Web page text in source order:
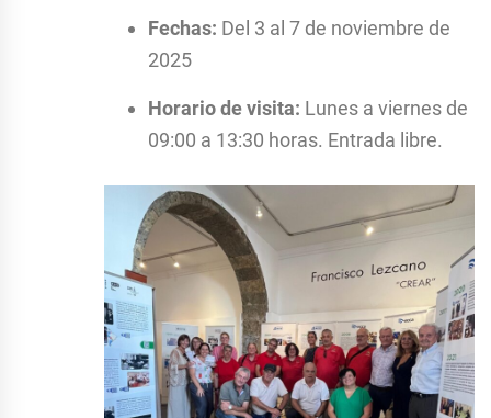
Fechas: Del 3 al 7 de noviembre de
2025
Horario de visita: Lunes a viernes de
09:00 a 13:30 horas. Entrada libre.